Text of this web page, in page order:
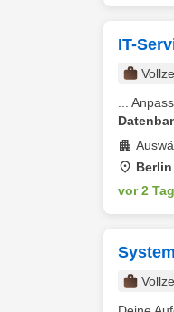
IT-
...
Berlin
vor 2